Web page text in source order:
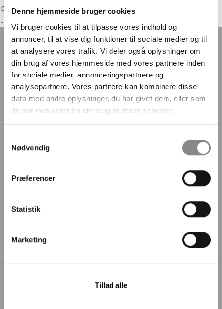
Denne hjemmeside bruger cookies
Vi bruger cookies til at tilpasse vores indhold og
annoncer, til at vise dig funktioner til sociale medier og til
at analysere vores trafik. Vi deler også oplysninger om
din brug af vores hjemmeside med vores partnere inden
for sociale medier, annonceringspartnere og
analysepartnere. Vores partnere kan kombinere disse
data med andre oplysninger, du har givet dem, eller som
de har indsamlet fra din brug af deres tjenester.
Nødvendig
Præferencer
Statistik
Marketing
Tillad alle
Fole Friskole & Naturbørnehave
- et godt sted at være
Her finder du os
Fole Friskole og Naturbørnehave
Folevej 25-29, Fole
6510 Gram
Følg os på Facebook / Instagram